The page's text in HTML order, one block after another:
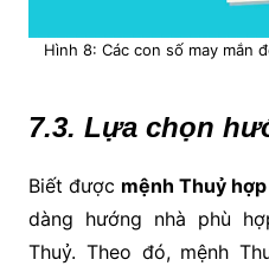
Hình 8: Các con số may mắn
7.3. Lựa chọn
Biết được mệnh Thuỷ
dàng hướng nhà phù
Thuỷ. Theo đó, mệnh